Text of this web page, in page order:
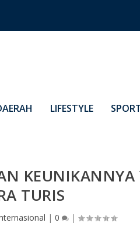
LIFESTYLE
KEUNIKANNYA
TURIS
|0 |